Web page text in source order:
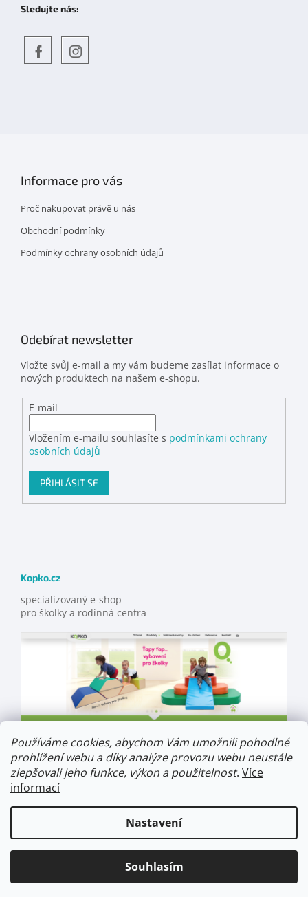
Používáme cookies, abychom Vám umožnili pohodlné
prohlížení webu a díky analýze provozu webu neustále
zlepšovali jeho funkce, výkon a použitelnost. Více
informací
Nastavení
Souhlasím
Sledujte nás:
Informace pro vás
Proč nakupovat právě u nás
Obchodní podmínky
Podmínky ochrany osobních údajů
Odebírat newsletter
Vložte svůj e-mail a my vám budeme zasílat informace o
nových produktech na našem e-shopu.
E-mail
Vložením e-mailu souhlasíte s podmínkami ochrany
osobních údajů
PŘIHLÁSIT SE
Kopko.cz
specializovaný e-shop
pro školky a rodinná centra